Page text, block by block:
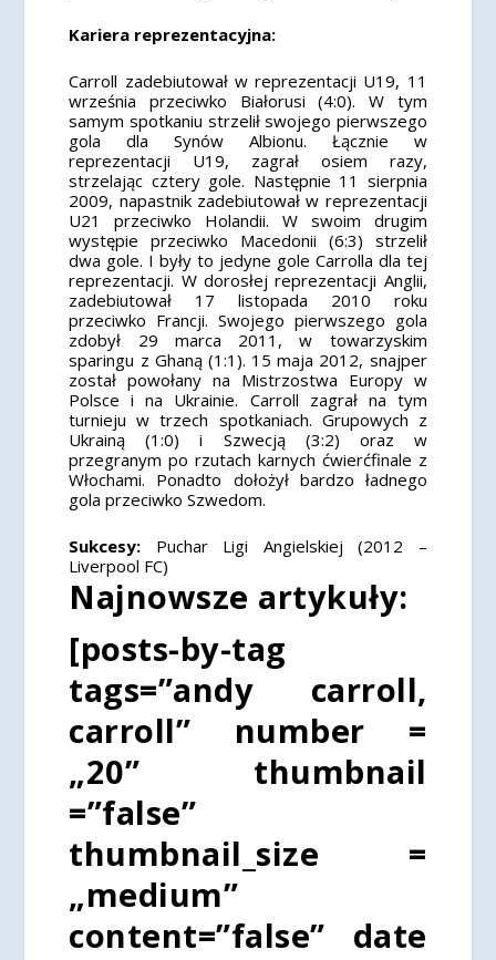
Kariera reprezentacyjna:
Carroll zadebiutował w reprezentacji U19, 11
września przeciwko Białorusi (4:0). W tym
samym spotkaniu strzelił swojego pierwszego
gola dla Synów Albionu. Łącznie w
reprezentacji U19, zagrał osiem razy,
strzelając cztery gole. Następnie 11 sierpnia
2009, napastnik zadebiutował w reprezentacji
U21 przeciwko Holandii. W swoim drugim
występie przeciwko Macedonii (6:3) strzelił
dwa gole. I były to jedyne gole Carrolla dla tej
reprezentacji. W dorosłej reprezentacji Anglii,
zadebiutował 17 listopada 2010 roku
przeciwko Francji. Swojego pierwszego gola
zdobył 29 marca 2011, w towarzyskim
sparingu z Ghaną (1:1). 15 maja 2012, snajper
został powołany na Mistrzostwa Europy w
Polsce i na Ukrainie. Carroll zagrał na tym
turnieju w trzech spotkaniach. Grupowych z
Ukrainą (1:0) i Szwecją (3:2) oraz w
przegranym po rzutach karnych ćwierćfinale z
Włochami. Ponadto dołożył bardzo ładnego
gola przeciwko Szwedom.
Sukcesy: Puchar Ligi Angielskiej (2012 –
Liverpool FC)
Najnowsze artykuły:
[posts-by-tag
tags=”andy carroll,
carroll” number =
„20” thumbnail
=”false”
thumbnail_size =
„medium”
content=”false” date